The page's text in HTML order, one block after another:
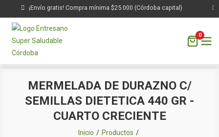
¡Envío gratis! Compra mínima $25.000 (Córdoba capital)
contenido
0
MERMELADA DE DURAZNO C/
SEMILLAS DIETETICA 440 GR -
CUARTO CRECIENTE
Inicio
Productos